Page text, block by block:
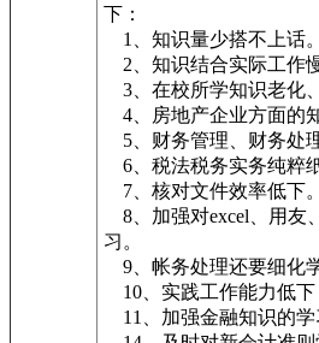
下：
1、知识量少搭不上话。
2、知识结合实际工作
3、在校所学知识老化
4、房地产企业方面的
5、财务管理、财务处
6、税法税务实务纯粹
7、核对文件效率低下。
8、加强对excel、用友
习。
9、帐务处理还要细化学
10、实践工作能力低下
11、加强金融知识的学